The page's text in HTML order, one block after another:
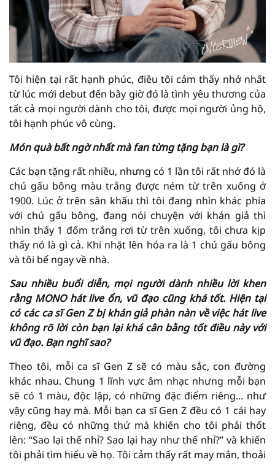
Tôi hiện tại rất hạnh phúc, điều tôi cảm thấy nhớ nhất
từ lúc mới debut đến bây giờ đó là tình yêu thương của
tất cả mọi người dành cho tôi, được mọi người ủng hộ,
tôi hạnh phúc vô cùng.
Món quà bất ngờ nhất mà fan từng tặng bạn là gì?
Các bạn tặng rất nhiều, nhưng có 1 lần tôi rất nhớ đó là
chú gấu bông màu trắng được ném từ trên xuống ở
1900. Lúc ở trên sân khấu thì tôi đang nhìn khác phía
với chú gấu bông, đang nói chuyện với khán giả thì
nhìn thấy 1 đốm trắng rơi từ trên xuống, tôi chưa kịp
thấy nó là gì cả. Khi nhặt lên hóa ra là 1 chú gấu bông
và tôi bế ngay về nhà.
Sau nhiều buổi diễn, mọi người dành nhiều lời khen
rằng MONO hát live ổn, vũ đạo cũng khá tốt. Hiện tại
có các ca sĩ Gen Z bị khán giả phàn nàn về việc hát live
không rõ lời còn bạn lại khá cân bằng tốt điều này với
vũ đạo. Bạn nghĩ sao?
Theo tôi, mỗi ca sĩ Gen Z sẽ có màu sắc, con đường
khác nhau. Chung 1 lĩnh vực âm nhạc nhưng mỗi bạn
sẽ có 1 màu, độc lập, có những đặc điểm riêng... như
vậy cũng hay mà. Mỗi bạn ca sĩ Gen Z đều có 1 cái hay
riêng, đều có những thứ mà khiến cho tôi phải thốt
lên: “Sao lại thế nhỉ? Sao lại hay như thế nhỉ?” và khiến
tôi phải tìm hiểu về họ. Tôi cảm thấy rất may mắn, thoải